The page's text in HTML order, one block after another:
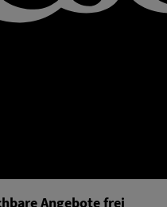
Angebote frei